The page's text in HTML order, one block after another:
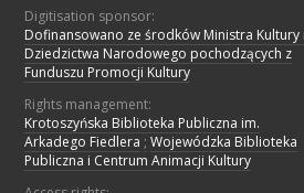
Digitisation sponsor:
Dofinansowano ze środków Ministra Kultury i
Dziedzictwa Narodowego pochodzących z
Funduszu Promocji Kultury
Rights management:
Krotoszyńska Biblioteka Publiczna im.
Arkadego Fiedlera ; Wojewódzka Biblioteka
Publiczna i Centrum Animacji Kultury